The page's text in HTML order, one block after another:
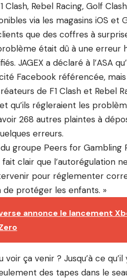
Rebel Racing, Golf
via les magasins iOS et
que des coffres à
était dû à une erreur
JAGEX a déclaré à l’ASA
Facebook référencée, mais
de F1 Clash et Rebel
qu’ils régleraient les
268 autres plaintes à
erreurs.
groupe Peers for Gambling
clair que l’autorégulation
pour réglementer
protéger les enfants. »
annonce le lancement
voir ça venir ? Jusqu’à ce
des tapes dans le